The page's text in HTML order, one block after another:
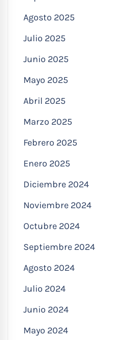
Agosto 2025
Julio 2025
Junio 2025
Mayo 2025
Abril 2025
Marzo 2025
Febrero 2025
Enero 2025
Diciembre 2024
Noviembre 2024
Octubre 2024
Septiembre 2024
Agosto 2024
Julio 2024
Junio 2024
Mayo 2024